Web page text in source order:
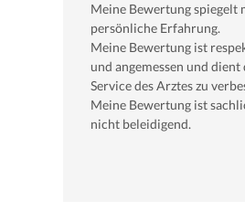
Meine Bewertung spiegelt
persönliche Erfahrung.
Meine Bewertung ist
und angemessen und dient
Service des Arztes zu
Meine Bewertung ist
nicht beleidigend.